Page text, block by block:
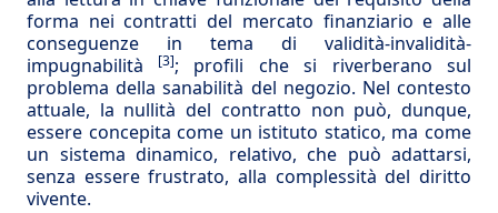
forma nei contratti del mercato finanziario e alle
conseguenze in tema di validità-invalidità-
impugnabilità
[3]; profili che si riverberano sul
problema della sanabilità del negozio. Nel contesto
attuale, la nullità del contratto non può, dunque,
essere concepita come un istituto statico, ma come
un sistema dinamico, relativo, che può adattarsi,
senza essere frustrato, alla complessità del diritto
vivente.